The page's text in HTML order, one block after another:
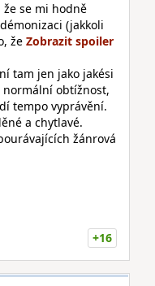
se mi hodně
(jakkoli
že
tam jen jako jakési
obtížnost,
tempo vyprávění.
a chytlavé.
žánrová
+16